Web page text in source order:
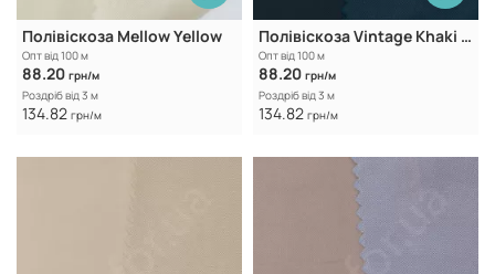
Полівіскоза Mellow Yellow
Опт від 100 м
88.20 грн/м
Роздріб від 3 м
134.82 грн/м
Полівіскоза Vintage Khaki - Illcit Green
Опт від 100 м
88.20 грн/м
Роздріб від 3 м
134.82 грн/м